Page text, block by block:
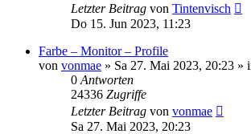
Letzter Beitrag von Tintenvisch
Do 15. Jun 2023, 11:23
Farbe – Monitor – Profile
von vonmae » Sa 27. Mai 2023, 20:23 »
0 Antworten
24336 Zugriffe
Letzter Beitrag von vonmae
Sa 27. Mai 2023, 20:23